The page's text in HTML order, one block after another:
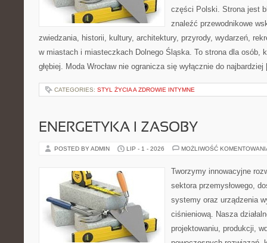
części Polski. Strona jest
znaleźć przewodnikowe
zwiedzania, historii, kultury, architektury, przyrody, wydarzeń,
w miastach i miasteczkach Dolnego Śląska. To strona dla osób,
głębiej. Moda Wrocław nie ogranicza się wyłącznie do
CATEGORIES: STYL ŻYCIA A ZDROWIE INTYMNE
ENERGETYKA I ZASOBY
POSTED BY ADMIN LIP - 1 - 2026 MOŻLIWOŚĆ
Tworzymy innowacyjne
sektora przemysłowego,
systemy oraz urządzenia
ciśnieniową. Nasza
projektowaniu, produkcji,